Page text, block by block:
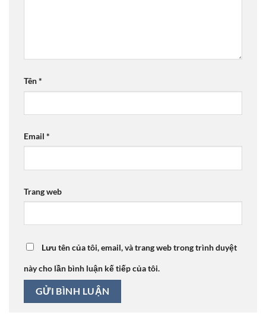
Tên*
Email *
Trang web
Lưu tên của tôi, email, và trang web trong trình duyệt
này cho lần bình luận kế tiếp của tôi.